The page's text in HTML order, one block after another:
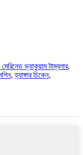
মেরিনেড ভ্যাকুয়াম টাম্বলার,
,হ্যাঙ্গার চিকেন,